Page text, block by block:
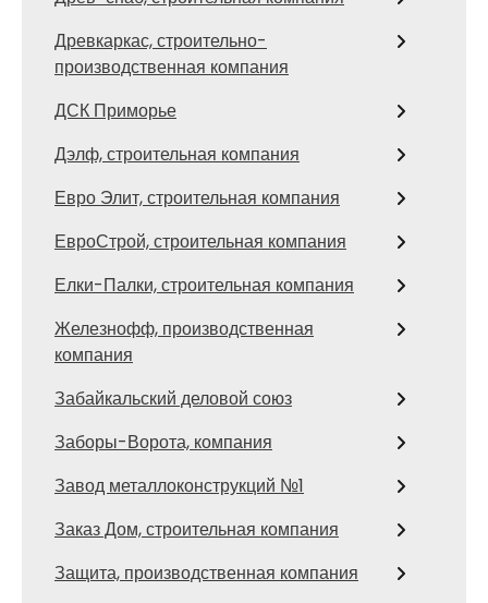
Древкаркас, строительно-
производственная компания
ДСК Приморье
Дэлф, строительная компания
Евро Элит, строительная компания
ЕвроСтрой, строительная компания
Елки-Палки, строительная компания
Железнофф, производственная
компания
Забайкальский деловой союз
Заборы-Ворота, компания
Завод металлоконструкций №1
Заказ Дом, строительная компания
Защита, производственная компания